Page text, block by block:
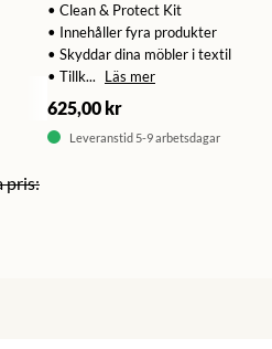
• Clean & Protect Kit
• Innehåller fyra produkter
• Skyddar dina möbler i textil
• Tillk...
Läs mer
625,00 kr
Leveranstid 5-9 arbetsdagar